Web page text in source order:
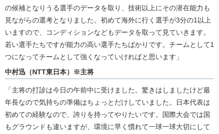
の候補となりうる選手のデータを取り、技術以上にその潜在能力も
見ながらの選考となりました。初めて海外に行く選手が3分の1以上
いますので、コンディションなどもデータを取って見ていきます。
若い選手たちですが能力の高い選手たちばかりです。チームとして1
つになってチームとして強くなっていければと思います」
中村迅（NTT東日本）※主将
「主将の打診は今日の午前中に受けました。驚きはしましたけど最
年長なので気持ちの準備はちょっとだけしていました。日本代表は
初めての経験なので、誇りを持ってやりたいです。国際大会では国
もグラウンドも違いますが、環境に早く慣れて一球一球大切にして